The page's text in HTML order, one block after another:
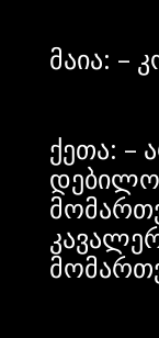
მაია: –
ქეთა: –